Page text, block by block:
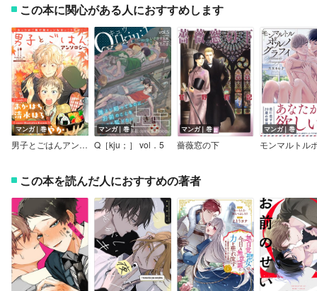
この本に関心がある人におすすめします
マンガ｜巻
男子とごはんアンソロジー
マンガ｜巻
Q［kju；］ vol．5
マンガ｜巻
薔薇窓の下
マンガ｜巻
この本を読んだ人におすすめの著者